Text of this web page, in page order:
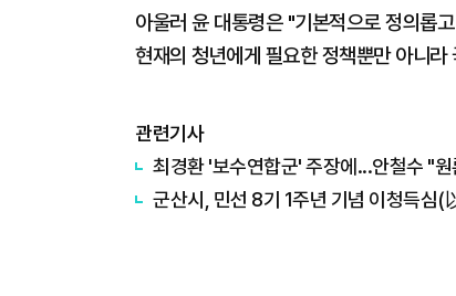
아울러 윤 대통령은 "기본적으로 정의롭
현재의 청년에게 필요한 정책뿐만 아니
관련기사
최경환 '보수연합군' 주장에...안철수 "
군산시, 민선 8기 1주년 기념 이청득심(